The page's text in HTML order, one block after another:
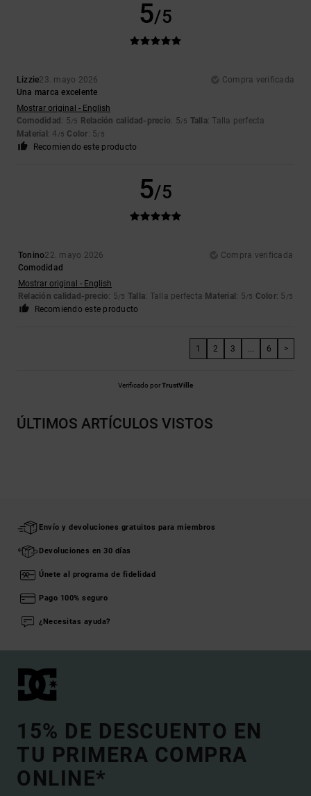
5/5
Lizzie23. mayo 2026
Compra verificada
Una marca excelente
Mostrar original - English
Comodidad: 5/5 Relación calidad-precio: 5/5 Talla: Talla perfecta
Material: 4 /5 Color: 5/5
Recomiendo este producto
5/5
Tonino22. mayo 2026
Compra verificada
Comodidad
Mostrar original - English
Relación calidad-precio: 5/5 Talla: Talla perfecta Material: 5/5 Color: 5 /5
Recomiendo este producto
1 2 3 6 >
Verificado porTrustVille
ÚLTIMOS ARTÍCULOS VISTOS
Envío y devoluciones gratuitos para miembros
Devoluciones en 30 días
Únete al programa de fidelidad
Pago 100% seguro
¿Necesitas ayuda?
15% DE DESCUENTO EN
TU PRIMERA COMPRA
ONLINE*